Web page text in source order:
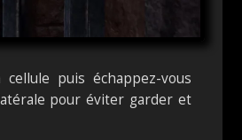
puis échappez-vous
pour éviter garder et